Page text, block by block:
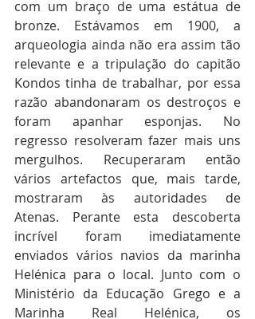
com um braço de uma estátua de
bronze. Estávamos em 1900, a
arqueologia ainda não era assim tão
relevante e a tripulação do capitão
Kondos tinha de trabalhar, por essa
razão abandonaram os destroços e
foram apanhar esponjas. No
regresso resolveram fazer mais uns
mergulhos. Recuperaram então
vários artefactos que, mais tarde,
mostraram às autoridades de
Atenas. Perante esta descoberta
incrível foram imediatamente
enviados vários navios da marinha
Helénica para o local. Junto com o
Ministério da Educação Grego e a
Marinha Real Helénica, os